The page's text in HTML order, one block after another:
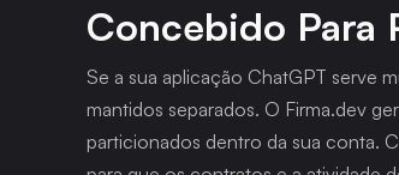
Concebido Para
Se a sua aplicação ChatGPT serve
mantidos separados. O Firma.dev
particionados dentro da sua conta.